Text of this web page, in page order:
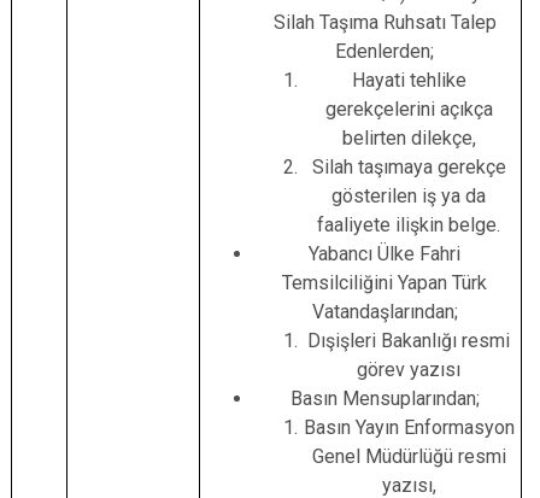
Silah Taşıma Ruhsatı Talep
Edenlerden;
Hayati tehlike
gerekçelerini açıkça
belirten dilekçe,
Silah taşımaya gerekçe
gösterilen iş ya da
faaliyete ilişkin belge.
Yabancı Ülke Fahri
Temsilciliğini Yapan Türk
Vatandaşlarından;
Dışişleri Bakanlığı resmi
görev yazısı
Basın Mensuplarından;
Basın Yayın Enformasyon
Genel Müdürlüğü resmi
yazısı,